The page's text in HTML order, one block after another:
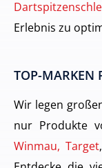
Erlebnis zu
TOP-MARKEN
Wir legen
nur Produkte
Winmau, Target,